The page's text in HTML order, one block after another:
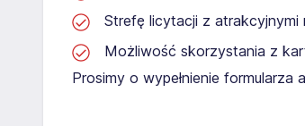
Strefę licytacji z
Możliwość skorzystania z
Prosimy o wypełnienie